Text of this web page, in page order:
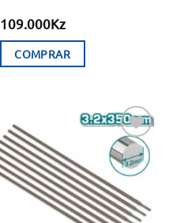
109.000Kz
COMPRAR
Adicionar
aos meus
desejos